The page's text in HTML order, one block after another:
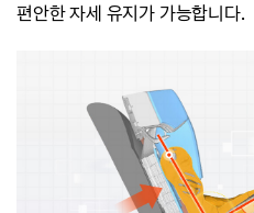
편안한 자세 유지가 가능합니다.